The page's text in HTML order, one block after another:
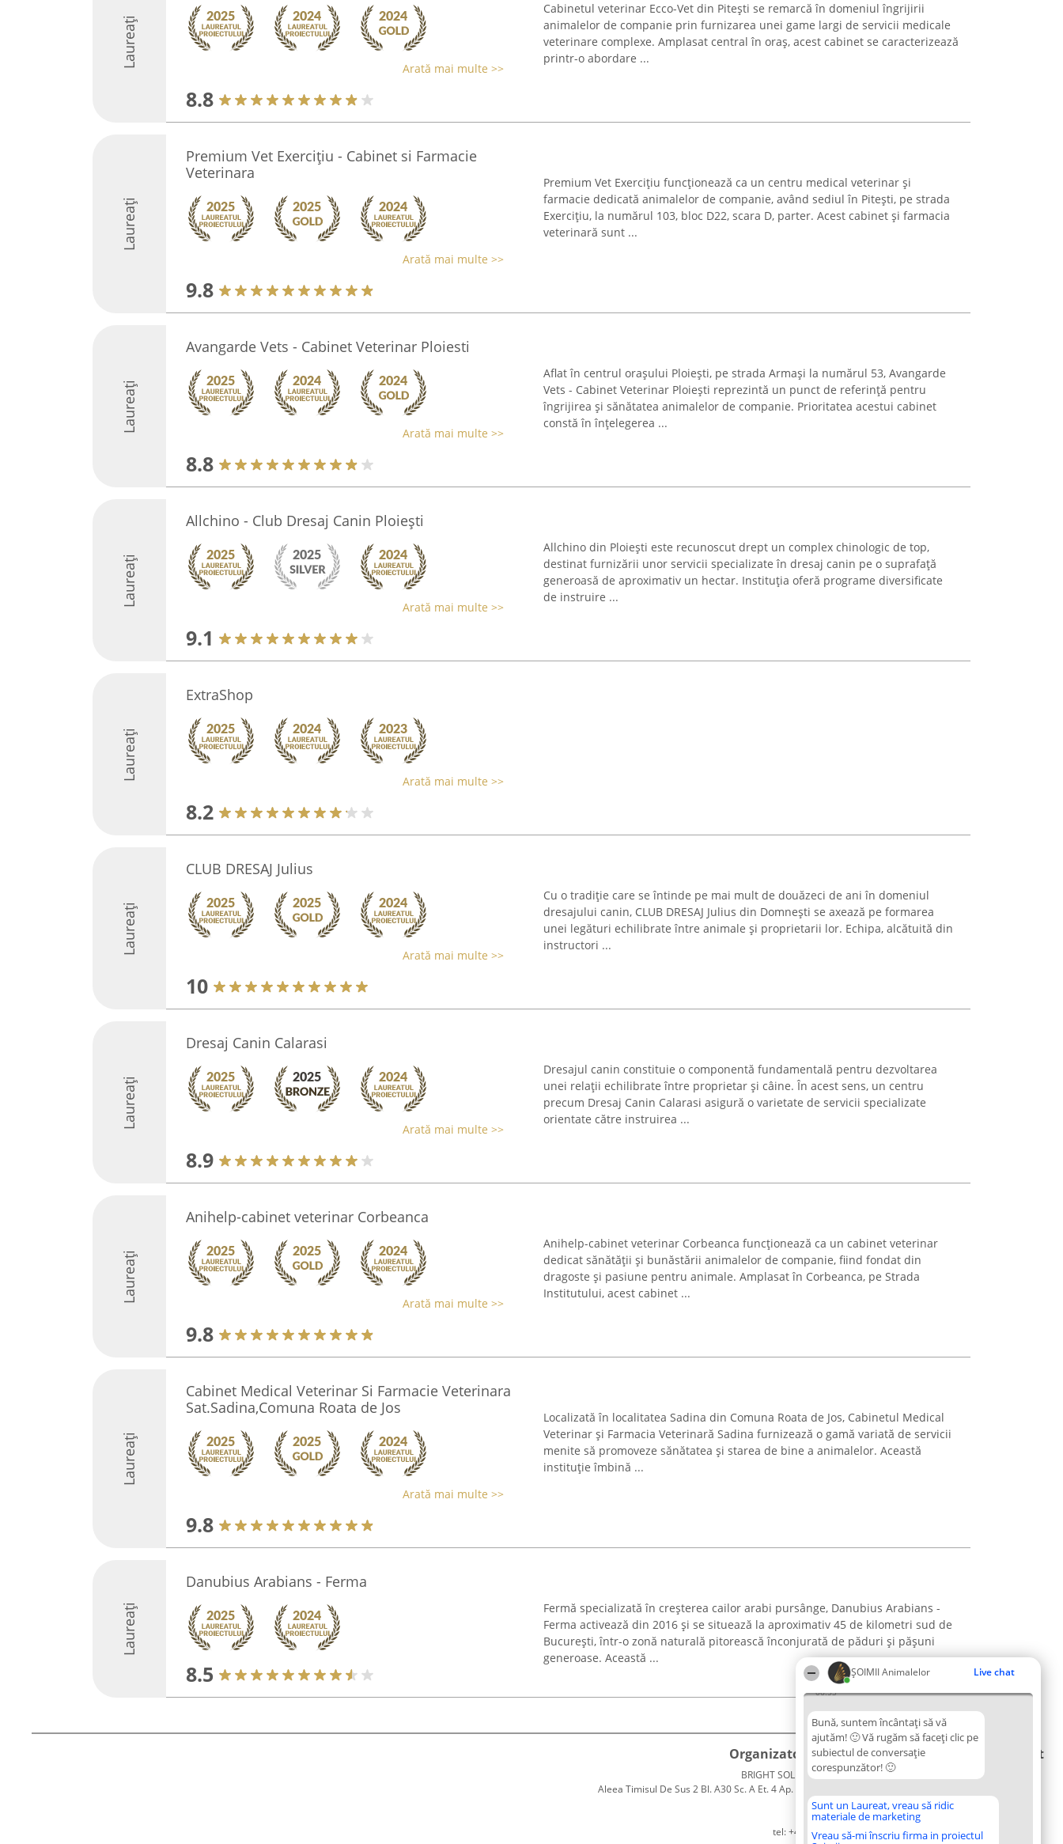
ŞOIMII Animalelor Live chat
06:53
Bună, suntem încântați să vă
ajutăm! 🙂 Vă rugăm să faceți clic pe
subiectul de conversație
corespunzător! 🙂
Sunt un Laureat, vreau să ridic
materiale de marketing
Vreau să-mi înscriu firma in proiectul
Laureați Arată mai multe >>
8.8
Cabinetul veterinar Ecco-Vet din Pitești se remarcă în domeniul îngrijirii
animalelor de companie prin furnizarea unei game largi de servicii medicale
veterinare complexe. Amplasat central în oraș, acest cabinet se caracterizează
printr-o abordare ...
Laureați
Premium Vet Exercițiu - Cabinet si Farmacie
Veterinara
Arată mai multe >>
9.8
Premium Vet Exercițiu funcționează ca un centru medical veterinar și
farmacie dedicată animalelor de companie, având sediul în Pitești, pe strada
Exercițiu, la numărul 103, bloc D22, scara D, parter. Acest cabinet și farmacia
veterinară sunt ...
Laureați
Avangarde Vets - Cabinet Veterinar Ploiesti
Arată mai multe >>
8.8
Aflat în centrul orașului Ploiești, pe strada Armași la numărul 53, Avangarde
Vets - Cabinet Veterinar Ploiești reprezintă un punct de referință pentru
îngrijirea și sănătatea animalelor de companie. Prioritatea acestui cabinet
constă în înțelegerea ...
Laureați
Allchino - Club Dresaj Canin Ploiești
Arată mai multe >>
9.1
Allchino din Ploiești este recunoscut drept un complex chinologic de top,
destinat furnizării unor servicii specializate în dresaj canin pe o suprafață
generoasă de aproximativ un hectar. Instituția oferă programe diversificate
de instruire ...
Laureați
ExtraShop
Arată mai multe >>
8.2
Laureați
CLUB DRESAJ Julius
Arată mai multe >>
10
Cu o tradiție care se întinde pe mai mult de douăzeci de ani în domeniul
dresajului canin, CLUB DRESAJ Julius din Domnești se axează pe formarea
unei legături echilibrate între animale și proprietarii lor. Echipa, alcătuită din
instructori ...
Laureați
Dresaj Canin Calarasi
Arată mai multe >>
8.9
Dresajul canin constituie o componentă fundamentală pentru dezvoltarea
unei relații echilibrate între proprietar și câine. În acest sens, un centru
precum Dresaj Canin Calarasi asigură o varietate de servicii specializate
orientate către instruirea ...
Laureați
Anihelp-cabinet veterinar Corbeanca
Arată mai multe >>
9.8
Anihelp-cabinet veterinar Corbeanca funcționează ca un cabinet veterinar
dedicat sănătății și bunăstării animalelor de companie, fiind fondat din
dragoste și pasiune pentru animale. Amplasat în Corbeanca, pe Strada
Institutului, acest cabinet ...
Laureați
Cabinet Medical Veterinar Si Farmacie Veterinara
Sat.Sadina,Comuna Roata de Jos
Arată mai multe >>
9.8
Localizată în localitatea Sadina din Comuna Roata de Jos, Cabinetul Medical
Veterinar și Farmacia Veterinară Sadina furnizează o gamă variată de servicii
menite să promoveze sănătatea și starea de bine a animalelor. Această
instituție îmbină ...
Laureați
Danubius Arabians - Ferma
8.5
Fermă specializată în creșterea cailor arabi pursânge, Danubius Arabians -
Ferma activează din 2016 și se situează la aproximativ 45 de kilometri sud de
București, într-o zonă naturală pitorească înconjurată de păduri și pășuni
generoase. Această ...
Organizator Ranking
BRIGHT SOLUTIONS BR SRL
Aleea Timisul De Sus 2 Bl. A30 Sc. A Et. 4 Ap. 13 Cod 061952
București
CUI 36737675
tel: +40 770 990 492
Plebiscyt
Tuturor
Laureaților
Reguli
Contact